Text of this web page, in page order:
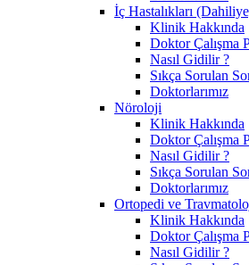
İç Hastalıkları
Klinik Hakkında
Doktor Çalışma
Nasıl Gidilir ?
Sıkça Sorulan
Doktorlarımız
Nöroloji
Klinik Hakkında
Doktor Çalışma
Nasıl Gidilir ?
Sıkça Sorulan
Doktorlarımız
Ortopedi ve
Klinik Hakkında
Doktor Çalışma
Nasıl Gidilir ?